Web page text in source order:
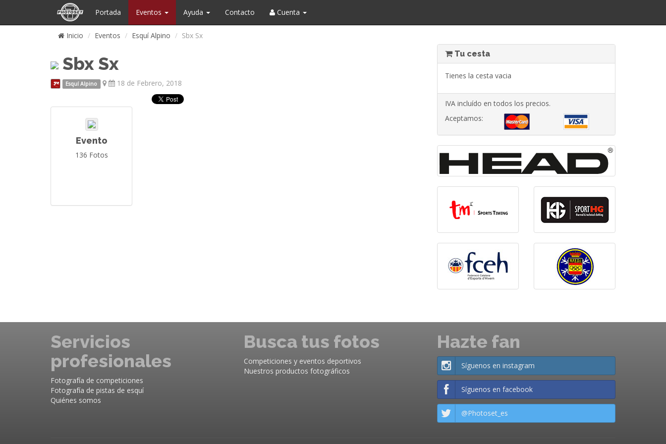
Portada Eventos Ayuda Contacto Cuenta
Inicio Eventos Esquí Alpino Sbx Sx
Sbx Sx
Esquí Alpino 18 de Febrero, 2018
Evento
136 Fotos
Tu cesta
Tienes la cesta vacia
IVA incluído en todos los precios.
Aceptamos:
Servicios
profesionales
Fotografía de competiciones
Fotografía de pistas de esquí
Quiénes somos
Busca tus fotos
Competiciones y eventos deportivos
Nuestros productos fotográficos
Hazte fan
Síguenos en instagram
Síguenos en facebook
@Photoset_es